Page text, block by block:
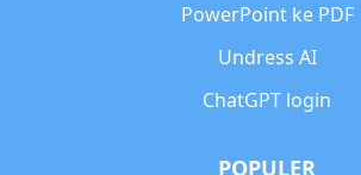
PowerPoint ke PDF
Undress AI
ChatGPT login
POPULER